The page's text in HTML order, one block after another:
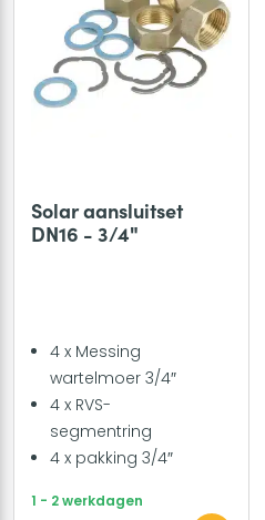
Solar aansluitset
DN16 - 3/4"
4 x Messing
wartelmoer 3/4″
4 x RVS-
segmentring
4 x pakking 3/4″
1 - 2 werkdagen